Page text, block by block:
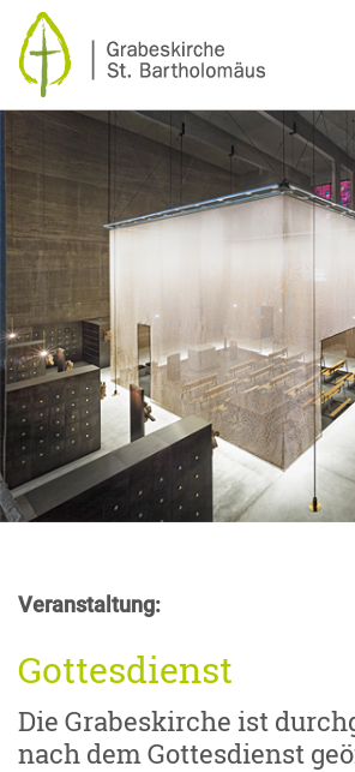
Veranstaltung:
Gottesdienst
Die Grabeskirche ist
nach dem Gottesdienst